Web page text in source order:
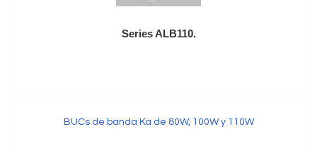
Series ALB110.
BUCs de banda Ka de 80W, 100W y 110W